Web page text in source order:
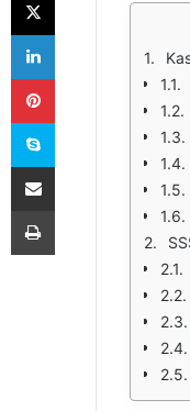
LinkedIn
Pinterest
Skype
E-Posta ile paylaş